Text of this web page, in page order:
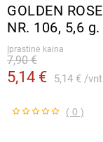
GOLDEN
NR. 106, 5,6 g.
Įprastinė kaina
5,14 € 5,14 €
7,90 €
( 0 )